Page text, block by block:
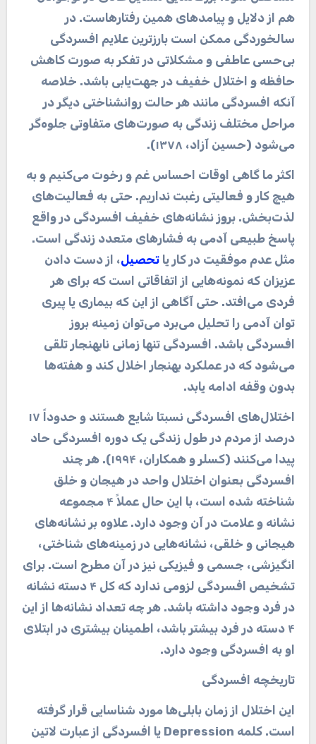
هم از دلایل و پیامدهای همین رفتارهاست. در
سالخوردگی ممکن است بارزترین علایم افسردگی
بی‌حسی عاطفی و مشکلاتی در تفکر به صورت کاهش
حافظه و اختلال خفیف در جهت‌یابی باشد. خلاصه
آنکه افسردگی مانند هر حالت روانشناختی دیگر در
مراحل مختلف زندگی به صورت‌های متفاوتی جلوه‌گر
می‌شود (حسین آزاد، ۱۳۷۸)
.
اکثر ما گاهی اوقات احساس غم و رخوت می‌کنیم و به
هیچ کار و فعالیتی رغبت نداریم. حتی به فعالیت‌های
لذت‌بخش. بروز نشانه‌های خفیف افسردگی در واقع
پاسخ طبیعی آدمی به فشارهای متعدد زندگی است.
مثل عدم موفقیت در کار یا تحصیل، از دست دادن
عزیزان که نمونه‌هایی از اتفاقاتی است که برای هر
فردی می‌افتد. حتی آگاهی از این که بیماری یا پیری
توان آدمی را تحلیل می‌برد می‌توان زمینه بروز
افسردگی باشد. افسردگی تنها زمانی نابهنجار تلقی
می‌شود که در عملکرد بهنجار اخلال کند و هفته‌ها
بدون وقفه ادامه یابد.
اختلال‌های افسردگی نسبتا شایع هستند و حدوداً ۱۷
درصد از مردم در طول زندگی یک دوره افسردگی حاد
پیدا می‌کنند (کسلر و همکاران، ۱۹۹۴). هر چند
افسردگی بعنوان اختلال واحد در هیجان و خلق
شناخته شده است، با این حال عملاً ۴ مجموعه
نشانه و علامت در آن وجود دارد. علاوه بر نشانه‌های
هیجانی و خلقی، نشانه‌هایی در زمینه‌های شناختی،
انگیزشی، جسمی و فیزیکی نیز در آن مطرح است. برای
تشخیص افسردگی لزومی ندارد که کل ۴ دسته نشانه
در فرد وجود داشته باشد. هر چه تعداد نشانه‌ها از این
۴ دسته در فرد بیشتر باشد، اطمینان بیشتری در ابتلای
او به افسردگی وجود دارد.
تاریخچه افسردگی
این اختلال از زمان بابلی‌ها مورد شناسایی قرار گرفته
است. کلمه
یا افسردگی از عبارت لاتین